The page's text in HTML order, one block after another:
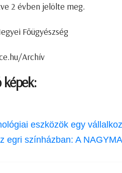
2 évben jelölte meg.
Főügyészség
Archív
eszközök egy
egri színházban: A